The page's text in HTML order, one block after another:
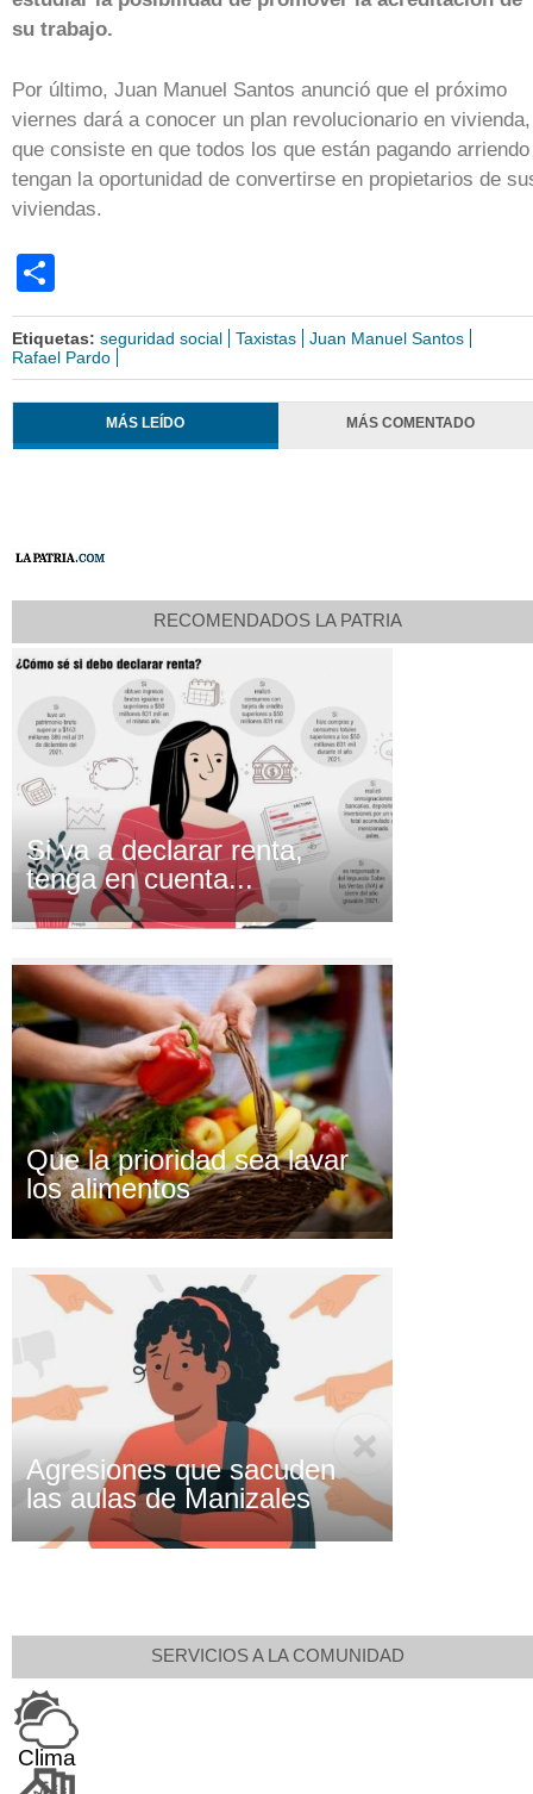
su trabajo.
Por último, Juan Manuel Santos anunció que el próximo
viernes dará a conocer un plan revolucionario en vivienda,
que consiste en que todos los que están pagando arriendo
tengan la oportunidad de convertirse en propietarios de
viviendas.
Etiquetas: seguridad social Taxistas
Juan Manuel Santos
Rafael Pardo
MÁS LEÍDO MÁS COMENTADO
RECOMENDADOS LA PATRIA
Si va a declarar renta,
tenga en cuenta...
Que la prioridad sea lavar
los alimentos
Agresiones que sacuden
las aulas de Manizales
SERVICIOS A LA COMUNIDAD
Clima